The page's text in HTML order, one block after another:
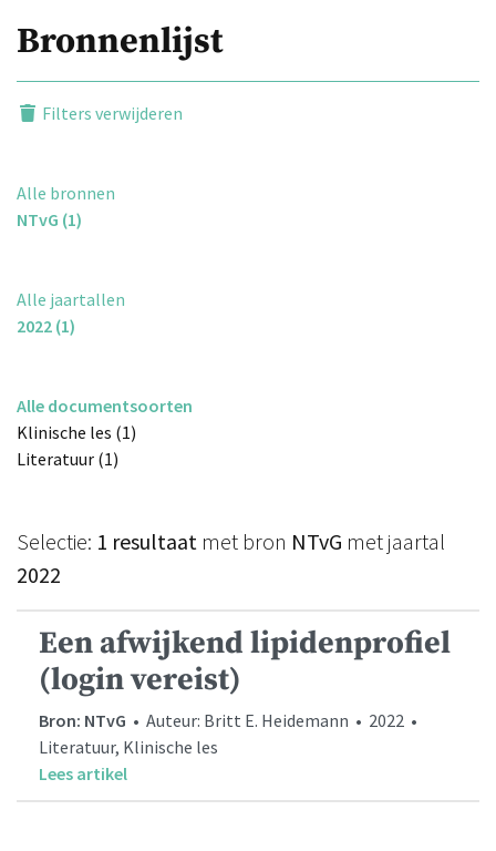
Bronnenlijst
Filters verwijderen
Alle bronnen
NTvG (1)
Alle jaartallen
2022 (1)
Alle documentsoorten
Klinische les (1)
Literatuur (1)
Selectie: 1 resultaat met bron NTvG met jaartal
2022
Een afwijkend lipidenprofiel
(login vereist)
Bron: NTvG • Auteur: Britt E. Heidemann • 2022 •
Literatuur, Klinische les
Lees artikel